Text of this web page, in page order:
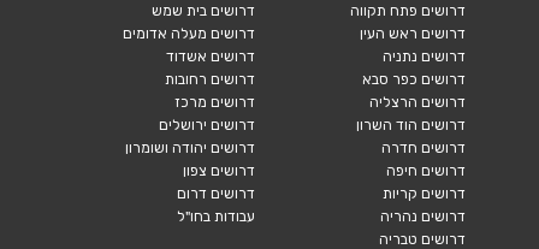
דרושים פתח תקווה
דרושים ראש העין
דרושים נתניה
דרושים כפר סבא
דרושים הרצליה
דרושים הוד השרון
דרושים חדרה
דרושים חיפה
דרושים קריות
דרושים נהריה
דרושים טבריה
דרושים בית שמש
דרושים מעלה אדומים
דרושים אשדוד
דרושים רחובות
דרושים מרכז
דרושים ירושלים
דרושים יהודה ושומרון
דרושים צפון
דרושים דרום
עבודות בחו"ל